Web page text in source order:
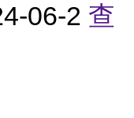
06-2 查